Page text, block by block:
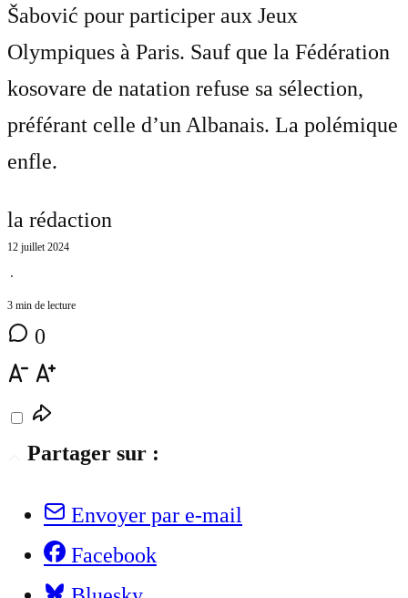
Šabović pour participer aux Jeux
Olympiques à Paris. Sauf que la Fédération
kosovare de natation refuse sa sélection,
préférant celle d’un Albanais. La polémique
enfle.
la rédaction
12 juillet 2024
⋅
3 min de lecture
0
Partager sur :
Envoyer par e-mail
Facebook